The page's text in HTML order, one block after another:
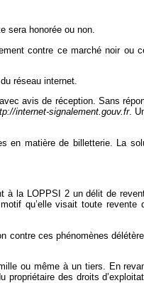
sera honorée ou non.
contre ce marché noir
réseau internet.
avis de réception. Sans
internet-signalement.gouv.fr.
en matière de billetterie. La
à la LOPPSI 2 un délit de
qu’elle visait toute
ces phénomènes
ou même à un tiers. En
des droits